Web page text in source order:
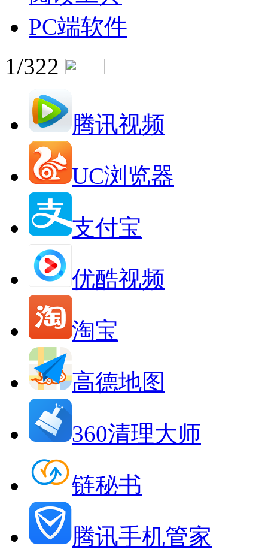
PC端软件
1/322
腾讯视频
UC浏览器
支付宝
优酷视频
淘宝
高德地图
360清理大师
链秘书
腾讯手机管家